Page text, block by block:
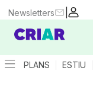
|
Newsletters
PLANS ESTIU